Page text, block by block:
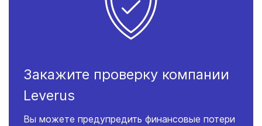
Закажите проверку компании
Leverus
Вы можете предупредить финансовые потери